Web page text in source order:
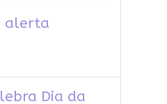
alerta
Dia da